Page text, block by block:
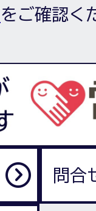
をご確認く
問合